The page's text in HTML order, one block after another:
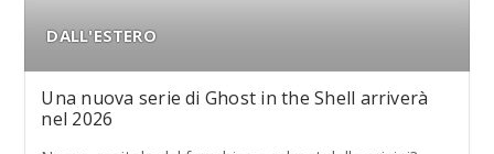
DALL'ESTERO
Una nuova serie di Ghost in the Shell arriverà
nel 2026